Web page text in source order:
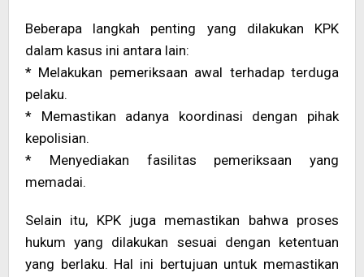
Beberapa langkah penting yang dilakukan KPK
dalam kasus ini antara lain:
* Melakukan pemeriksaan awal terhadap terduga
pelaku.
* Memastikan adanya koordinasi dengan pihak
kepolisian.
* Menyediakan fasilitas pemeriksaan yang
memadai.
Selain itu, KPK juga memastikan bahwa proses
hukum yang dilakukan sesuai dengan ketentuan
yang berlaku. Hal ini bertujuan untuk memastikan